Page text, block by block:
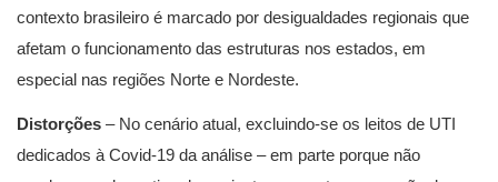
contexto brasileiro é marcado por desigualdades regionais que
afetam o funcionamento das estruturas nos estados, em
especial nas regiões Norte e Nordeste.
Distorções – No cenário atual, excluindo-se os leitos de UTI
dedicados à Covid-19 da análise – em parte porque não